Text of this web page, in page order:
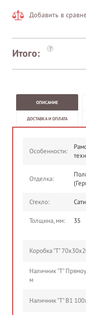
Добавить в
Итого: ?
ОПИСАНИЕ
ДОСТАВКА И ОПЛАТА
Особенности:
Отделка:
Стекло:
Толщина, мм: 35
Коробка "Т"
Наличник "Т"
м
Наличник "Т" В1